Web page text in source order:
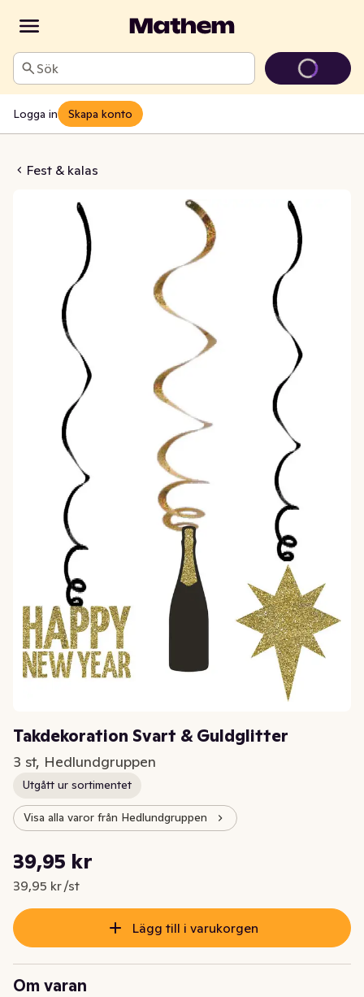
Sök
Logga in Skapa konto
Fest & kalas
Svart & Guldglitter
Takdekoration Svart & Guldglitter
3 st, Hedlundgruppen
Utgått ur sortimentet
Visa alla varor från Hedlundgruppen
Nuvarande pris är: 39,95 kr
39,95 kr
39,95 kr /st
Styckpris: 39,95 kr /st
Lägg till i varukorgen
Om varan